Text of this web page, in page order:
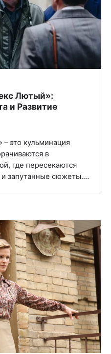
Лютый»:
и Развитие
это кульминация
в
где пересекаются
запутанные сюжеты.…